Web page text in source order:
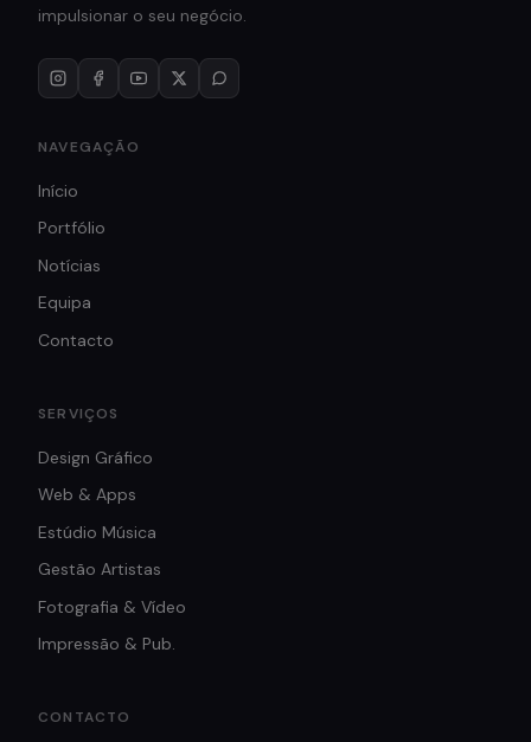
impulsionar o seu negócio.
NAVEGAÇÃO
Início
Portfólio
Notícias
Equipa
Contacto
SERVIÇOS
Design Gráfico
Web & Apps
Estúdio Música
Gestão Artistas
Fotografia & Vídeo
Impressão & Pub.
CONTACTO